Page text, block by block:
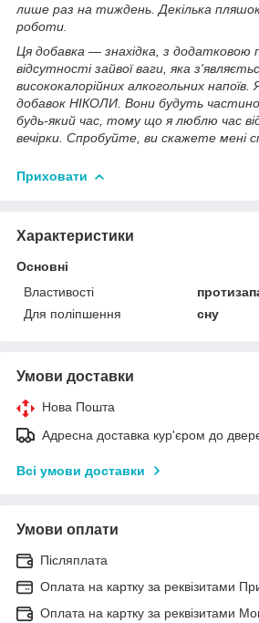
лише раз на тиждень. Декілька
роботи.
Ця добавка — знахідка, з додатковою
відсутності зайвої ваги, яка
висококалорійних алкогольних напоїв.
добавок НІКОЛИ. Вони будуть
будь-який час, тому що я люблю час
вечірки. Спробуйте, ви скажете мені
Приховати
Характеристики
Основні
Властивості
Для поліпшення
сну
Умови доставки
Нова Пошта
Адресна доставка кур'єром до
Всі умови доставки
Умови оплати
Післяплата
Оплата на картку за реквізитами
Оплата на картку за реквізитами